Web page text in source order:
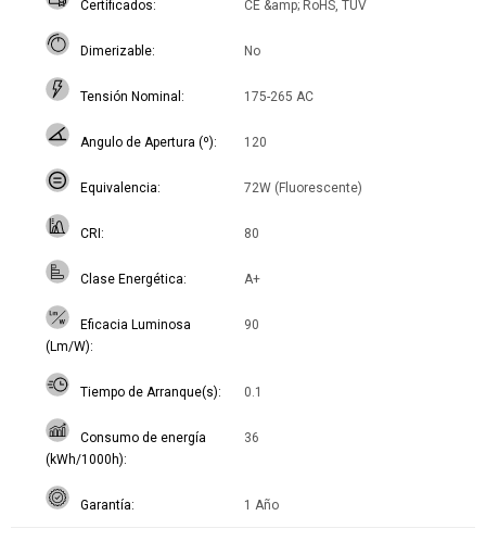
Certificados CE &amp; RoHS, TUV
Dimerizable No
Tensión Nominal 175-265 AC
Angulo de Apertura (º) 120
Equivalencia 72W (Fluorescente)
CRI 80
Clase Energética A+
Eficacia Luminosa
(Lm/W)
90
Tiempo de Arranque(s) 0.1
Consumo de energía
(kWh/1000h)
36
Garantía 1 Año